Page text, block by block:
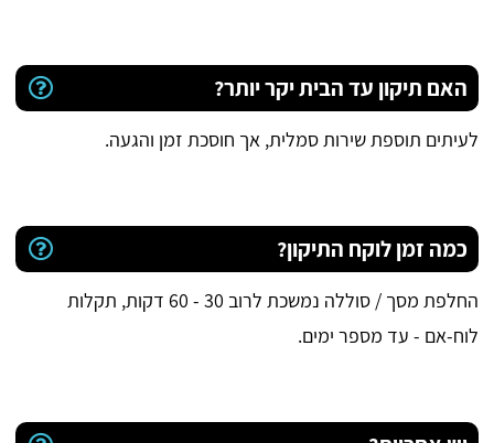
האם תיקון עד הבית יקר יותר?
לעיתים תוספת שירות סמלית, אך חוסכת זמן והגעה.
כמה זמן לוקח התיקון?
החלפת מסך / סוללה נמשכת לרוב 30 - 60 דקות, תקלות
לוח-אם - עד מספר ימים.